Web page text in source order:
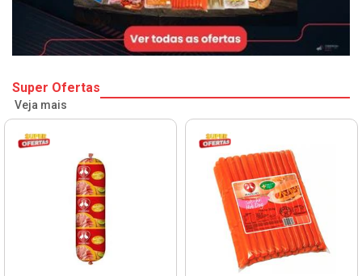
Super Ofertas
Veja mais